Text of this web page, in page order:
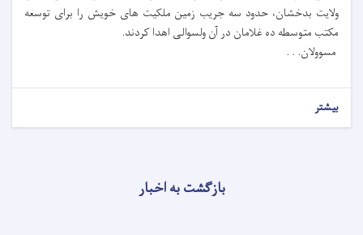
ولایت بدخشان، حدود سه جریب زمین ملکیت های خویش را برای توسعه
مکتب متوسطه ده غلامان در آن ولسوالی اهدا کردند.
مسوولان. . .
بیشتر
بازگشت به اخبار